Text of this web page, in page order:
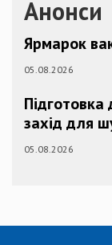
Анонси
Ярмарок
05.08.2026
захід для
05.08.2026